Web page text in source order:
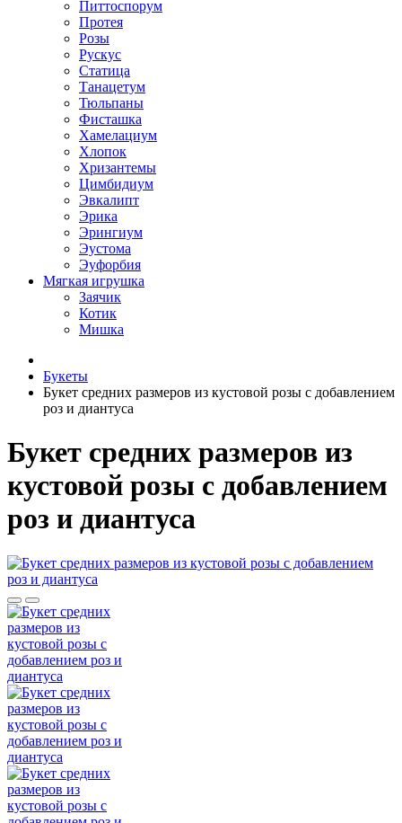
Питтоспорум
Протея
Розы
Рускус
Статица
Танацетум
Тюльпаны
Фисташка
Хамелациум
Хлопок
Хризантемы
Цимбидиум
Эвкалипт
Эрика
Эрингиум
Эустома
Эуфорбия
Мягкая игрушка
Заячик
Котик
Мишка
Букеты
Букет средних размеров из кустовой розы c добавлением
роз и диантуса
Букет средних размеров из
кустовой розы c добавлением
роз и диантуса